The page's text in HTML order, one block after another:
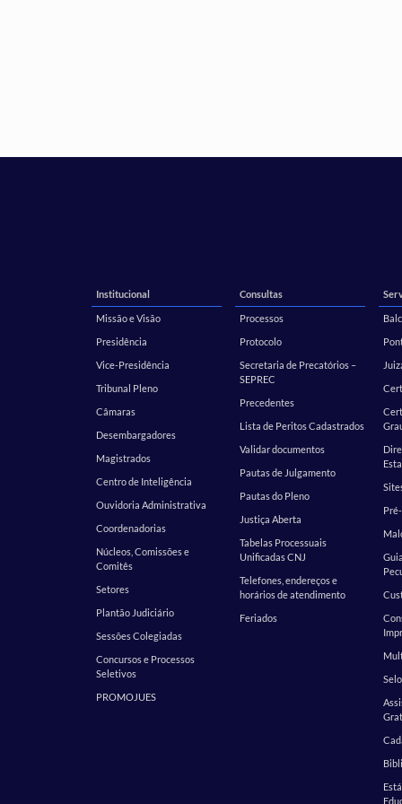
Institucional
Missão e Visão
Presidência
Vice-Presidência
Tribunal Pleno
Câmaras
Desembargadores
Magistrados
Centro de Inteligência
Ouvidoria Administrativa
Coordenadorias
Núcleos, Comissões e
Comitês
Setores
Plantão Judiciário
Sessões Colegiadas
Concursos e Processos
Seletivos
PROMOJUES
Consultas
Processos
Protocolo
Secretaria de Precatórios –
SEPREC
Precedentes
Lista de Peritos Cadastrados
Validar documentos
Pautas de Julgamento
Pautas do Pleno
Justiça Aberta
Tabelas Processuais
Unificadas CNJ
Telefones, endereços e
horários de atendimento
Feriados